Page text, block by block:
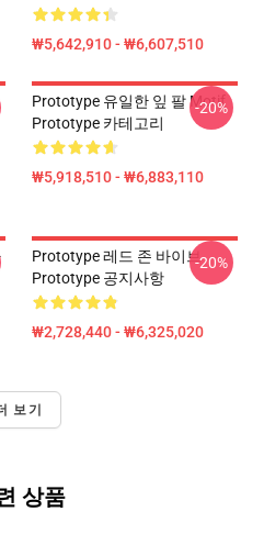
₩5,642,910 - ₩6,607,510
Prototype 유일한 잎 팔 Motif
Prototype 카테고리
₩5,918,510 - ₩6,883,110
-20%
Prototype 레드 존 바이브
Prototype 공지사항
₩2,728,440 - ₩6,325,020
-20%
보기
상품